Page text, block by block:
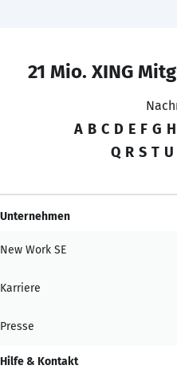
21 Mio. XING
A B C D E F G H
Q R S T U
Unternehmen
New Work SE
Karriere
Presse
Hilfe & Kontakt